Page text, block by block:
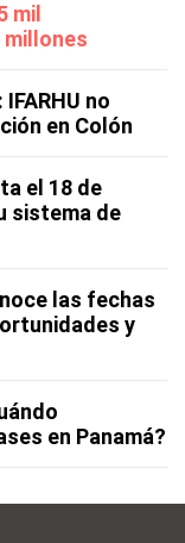
mil
no
en Colón
el 18 de
sistema de
las fechas
y
en Panamá?